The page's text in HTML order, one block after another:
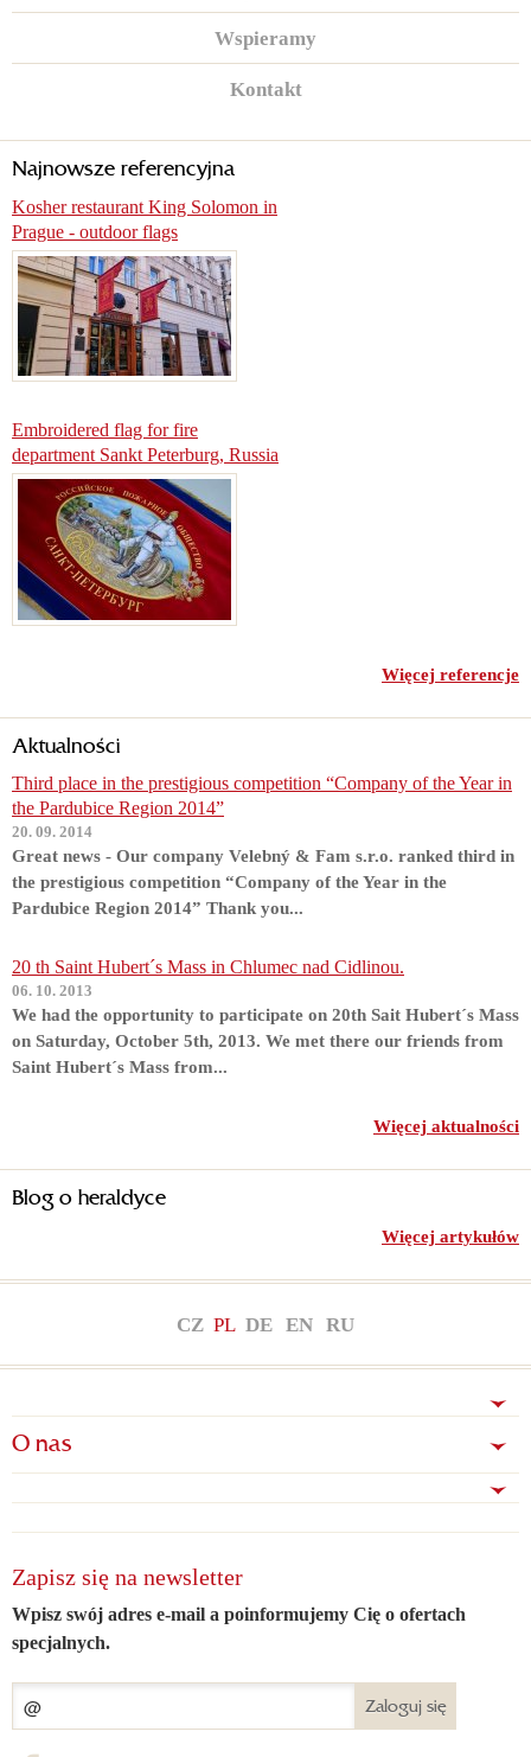
Wspieramy
Kontakt
Najnowsze referencyjna
Kosher restaurant King Solomon in
Prague - outdoor flags
Embroidered flag for fire
department Sankt Peterburg, Russia
Więcej referencje
Aktualności
Third place in the prestigious competition “Company of the Year in
the Pardubice Region 2014”
20. 09. 2014
Great news - Our company Velebný & Fam s.r.o. ranked third in
the prestigious competition “Company of the Year in the
Pardubice Region 2014” Thank you...
20 th Saint Hubert´s Mass in Chlumec nad Cidlinou.
06. 10. 2013
We had the opportunity to participate on 20th Sait Hubert´s Mass
on Saturday, October 5th, 2013. We met there our friends from
Saint Hubert´s Mass from...
Więcej aktualności
Blog o heraldyce
Więcej artykułów
CZ PL DE EN RU
O nas
Zapisz się na newsletter
Wpisz swój adres e-mail a poinformujemy Cię o ofertach
specjalnych.
Zaloguj się